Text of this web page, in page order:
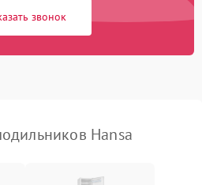
2000 ₽ Подробнее →
звонок
Hansa